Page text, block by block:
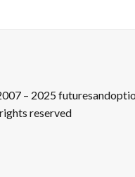
– 2025
reserved